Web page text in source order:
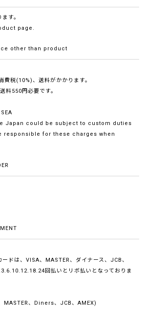
す。
page.
other than product
費税(10%)、送料がかかります。
料550円必要です。
Japan could be subject to custom duties
responsible for these charges when
ドは、VISA、MASTER、ダイナース、JCB、
回払いとリボ払いとなっておりま
、Diners、JCB、AMEX)